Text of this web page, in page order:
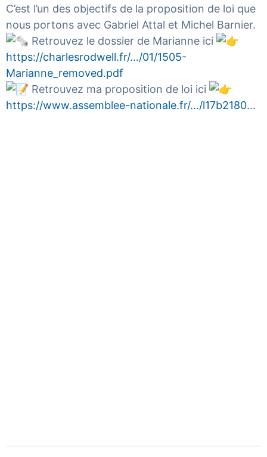
C’est l’un des objectifs de la proposition de loi que
nous portons avec Gabriel Attal et Michel Barnier.
Retrouvez le dossier de Marianne ici
https://charlesrodwell.fr/…/01/1505-
Marianne_removed.pdf
Retrouvez ma proposition de loi ici
https://www.assemblee-nationale.fr/…/l17b2180…